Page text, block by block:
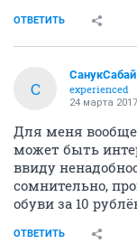
ОТВЕТИТЬ
С
СанукСабай
experienced
24 марта 2017
Для меня вообще
может быть
ввиду
сомнительно,
обуви за 10
ОТВЕТИТЬ